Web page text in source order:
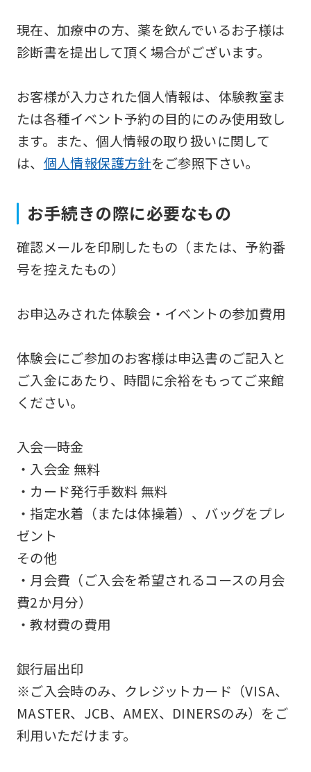
現在、加療中の方、薬を飲んでいるお子様は
診断書を提出して頂く場合がございます。
お客様が入力された個人情報は、体験教室ま
たは各種イベント予約の目的にのみ使用致し
ます。また、個人情報の取り扱いに関して
は、 個人情報保護方針をご参照下さい。
お手続きの際に必要なもの
確認メールを印刷したもの（または、予約番
号を控えたもの）
お申込みされた体験会・イベントの参加費用
体験会にご参加のお客様は申込書のご記入と
ご入金にあたり、時間に余裕をもってご来館
ください。
入会一時金
・入会金 無料
・カード発行手数料 無料
・指定水着（または体操着）、バッグをプレ
ゼント
その他
・月会費（ご入会を希望されるコースの月会
費2か月分）
・教材費の費用
銀行届出印
※ご入会時のみ、クレジットカード（VISA、
MASTER、JCB、AMEX、DINERSのみ）をご
利用いただけます。
the
Japanese
of
this
website
will
translated
so
not
an
accurate
differ
from
content.
fully
understand